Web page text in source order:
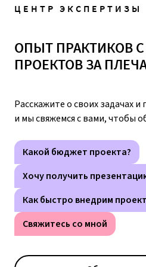
ЦЕНТР ЭКСПЕРТИЗЫ
ОПЫТ ПРАКТИКОВ
ПРОЕКТОВ ЗА
Расскажите о своих задачах
и мы свяжемся с вами, чтобы
Какой бюджет проекта?
Хочу получить
Как быстро внедрим
Свяжитесь со мной